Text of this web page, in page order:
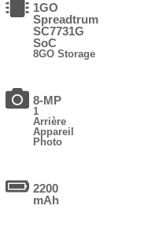
1GO
Spreadtrum
SC7731G
SoC
8GO Storage
8-MP
1
Arrière
Appareil
Photo
2200
mAh